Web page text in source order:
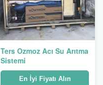
Ters Ozmoz Acı Su Arıtma
Sistemi
En İyi Fiyatı Alın